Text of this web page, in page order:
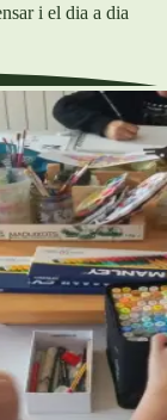
i el dia a dia